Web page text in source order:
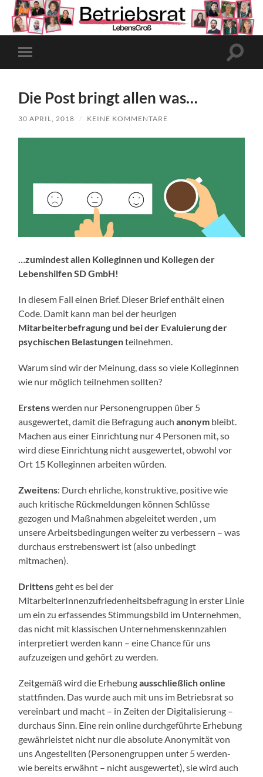
Mobile-
Menü
Die Post bringt allen was…
30 APRIL, 2018 / KEINE KOMMENTARE
…zumindest allen Kolleginnen und Kollegen der
Lebenshilfen SD GmbH!
In diesem Fall einen Brief. Dieser Brief enthält einen
Code. Damit kann man bei der heurigen
Mitarbeiterbefragung und bei der Evaluierung der
psychischen Belastungenteilnehmen.
Warum sind wir der Meinung, dass so viele Kolleginnen
wie nur möglich teilnehmen sollten?
Erstenswerden nur Personengruppen über 5
ausgewertet, damit die Befragung auch anonym bleibt.
Machen aus einer Einrichtung nur 4 Personen mit, so
wird diese Einrichtung nicht ausgewertet, obwohl vor
Ort 15 Kolleginnen arbeiten würden.
Zweitens: Durch ehrliche, konstruktive, positive wie
auch kritische Rückmeldungen können Schlüsse
gezogen und Maßnahmen abgeleitet werden , um
unsere Arbeitsbedingungen weiter zu verbessern – was
durchaus erstrebenswert ist (also unbedingt
mitmachen).
Drittensgeht es bei der
MitarbeiterInnenzufriedenheitsbefragung in erster Linie
um ein zu erfassendes Stimmungsbild im Unternehmen,
das nicht mit klassischen Unternehmenskennzahlen
interpretiert werden kann – eine Chance für uns
aufzuzeigen und gehört zu werden.
Zeitgemäß wird die Erhebungausschließlich online
stattfinden. Das wurde auch mit uns im Betriebsrat so
vereinbart und macht – in Zeiten der Digitalisierung –
durchaus Sinn. Eine rein online durchgeführte Erhebung
gewährleistet nicht nur die absolute Anonymität von
uns Angestellten (Personengruppen unter 5 werden-
wie bereits erwähnt – nicht ausgewertet), sie wird auch